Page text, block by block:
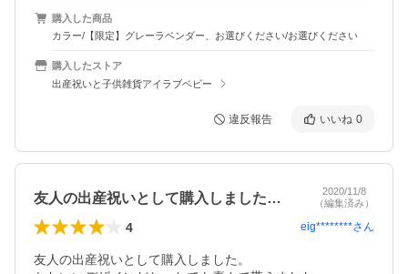
購入した商品
カラー/【限定】グレーラベンダー、お選びください/お選びください
購入したストア
出産祝いと子供雑貨アイラブベビー
違反報告 いいね 0
友人の出産祝いとして購入しました。かわ…
2020/11/8
（編集済み）
4 eig********さん
友人の出産祝いとして購入しました。